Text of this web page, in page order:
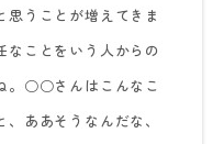
思うことが増えてきま
なことをいう人からの
。○○さんはこんなこ
ああそうなんだな、